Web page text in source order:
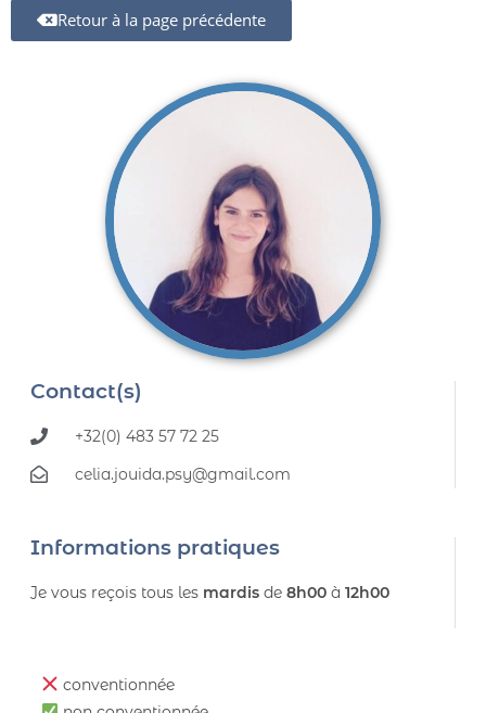
Retour à la page précédente
Contact(s)
+32(0) 483 57 72 25
celia.jouida.psy@gmail.com
Informations pratiques
Je vous reçois tous les mardis de 8h00 à 12h00
conventionnée